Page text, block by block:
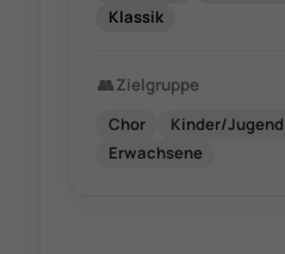
Klassik
👥Zielgruppe
Chor
Kinder/
Erwachsene